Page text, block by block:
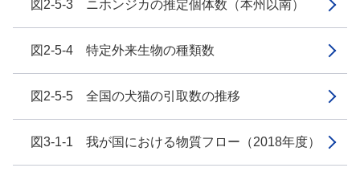
図2-5-3 ニホンジカの推定個体数（本州以南）
図2-5-4 特定外来生物の種類数
図2-5-5 全国の犬猫の引取数の推移
図3-1-1 我が国における物質フロー（2018年度）